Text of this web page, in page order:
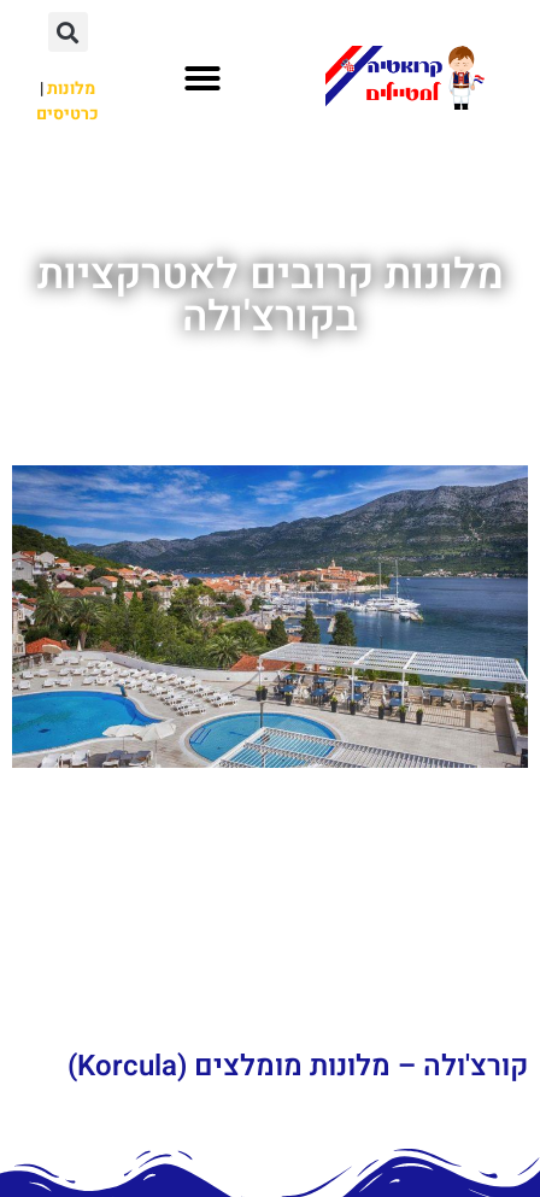
מלונות|
כרטיסים
מלונות קרובים לאטרקציות
בקורצ'ולה
קורצ'ולה – מלונות מומלצים (Korcula)